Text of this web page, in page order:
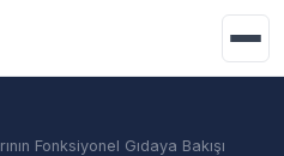
Fonksiyonel Gıdaya Bakışı